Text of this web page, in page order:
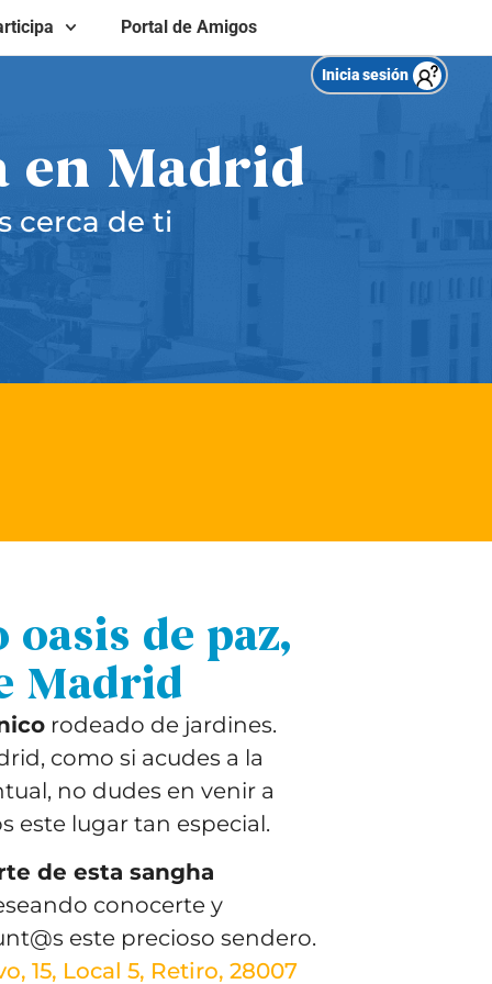
Inicia sesión
Portal de Amigos
en Madrid
cerca de ti
oasis de paz,
Madrid
rodeado de jardines.
como si acudes a la
no dudes en venir a
este lugar tan especial.
de esta sangha
conocerte y
este precioso sendero.
15, Local 5, Retiro, 28007